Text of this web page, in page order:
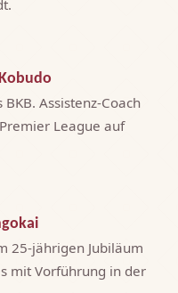
Assistenz-Coach
League auf
25-jährigen Jubiläum
mit Vorführung in der